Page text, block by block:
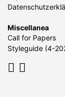
Miscellanea
Call for Papers
Styleguide (4-